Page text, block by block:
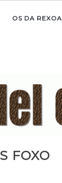
OS DA REXOA
FOXO